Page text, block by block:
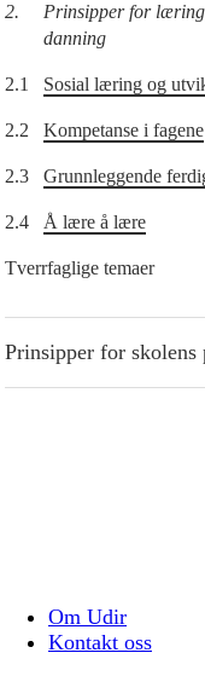
2.
Prinsipper for
danning
2.1 Sosial læring og
2.2 Kompetanse i fagene
2.3 Grunnleggende
2.4 Å lære å lære
Tverrfaglige temaer
Prinsipper for skolens
Om Udir
Kontakt oss